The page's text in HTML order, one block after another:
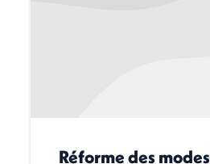
Réforme des modes